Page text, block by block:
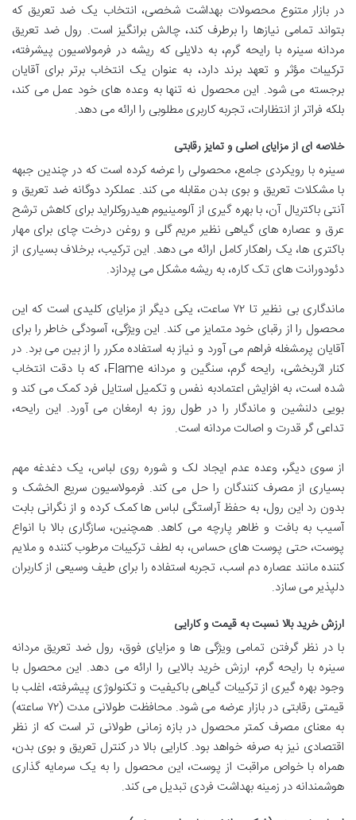
در بازار متنوع محصولات بهداشت شخصی، انتخاب یک ضد تعریق که
بتواند تمامی نیازها را برطرف کند، چالش برانگیز است. رول ضد تعریق
مردانه سینره با رایحه گرم، به دلایلی که ریشه در فرمولاسیون پیشرفته،
ترکیبات مؤثر و تعهد برند دارد، به عنوان یک انتخاب برتر برای آقایان
برجسته می شود. این محصول نه تنها به وعده های خود عمل می کند،
بلکه فراتر از انتظارات، تجربه کاربری مطلوبی را ارائه می دهد.
خلاصه ای از مزایای اصلی و تمایز رقابتی
سینره با رویکردی جامع، محصولی را عرضه کرده است که در چندین جبهه
با مشکلات تعریق و بوی بدن مقابله می کند. عملکرد دوگانه ضد تعریق و
آنتی باکتریال آن، با بهره گیری از آلومینیوم هیدروکلراید برای کاهش ترشح
عرق و عصاره های گیاهی نظیر مریم گلی و روغن درخت چای برای مهار
باکتری ها، یک راهکار کامل ارائه می دهد. این ترکیب، برخلاف بسیاری از
دئودورانت های تک کاره، به ریشه مشکل می پردازد.
ماندگاری بی نظیر تا ۷۲ ساعت
، یکی دیگر از مزایای کلیدی است که این
محصول را از رقبای خود متمایز می کند. این ویژگی، آسودگی خاطر را برای
آقایان پرمشغله فراهم می آورد و نیاز به استفاده مکرر را از بین می برد. در
کنار اثربخشی، رایحه گرم، سنگین و مردانه Flame
، که با دقت انتخاب
شده است، به افزایش اعتمادبه نفس و تکمیل استایل فرد کمک می کند و
بویی دلنشین و ماندگار را در طول روز به ارمغان می آورد. این رایحه،
تداعی گر قدرت و اصالت مردانه است.
از سوی دیگر، وعده عدم ایجاد لک و شوره روی لباس، یک دغدغه مهم
بسیاری از مصرف کنندگان را حل می کند. فرمولاسیون سریع الخشک و
بدون رد این رول، به حفظ آراستگی لباس ها کمک کرده و از نگرانی بابت
آسیب به بافت و ظاهر پارچه می کاهد. همچنین،سازگاری بالا با انواع
پوست، حتی پوست های حساس، به لطف ترکیبات مرطوب کننده و ملایم
کننده مانند عصاره دم اسب، تجربه استفاده را برای طیف وسیعی از کاربران
دلپذیر می سازد.
ارزش خرید بالا نسبت به قیمت و کارایی
با در نظر گرفتن تمامی ویژگی ها و مزایای فوق، رول ضد تعریق مردانه
سینره با رایحه گرم، ارزش خرید بالایی را ارائه می دهد. این محصول با
وجود بهره گیری از ترکیبات گیاهی باکیفیت و تکنولوژی پیشرفته، اغلب با
قیمتی رقابتی در بازار عرضه می شود. محافظت طولانی مدت (۷۲ ساعته)
به معنای مصرف کمتر محصول در بازه زمانی طولانی تر است که از نظر
اقتصادی نیز به صرفه خواهد بود. کارایی بالا در کنترل تعریق و بوی بدن،
همراه با خواص مراقبت از پوست، این محصول را به یک سرمایه گذاری
هوشمندانه در زمینه بهداشت فردی تبدیل می کند.